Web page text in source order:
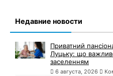
Недавние новости
Приватний
Луцьку: що
заселенням
6 августа, 2026